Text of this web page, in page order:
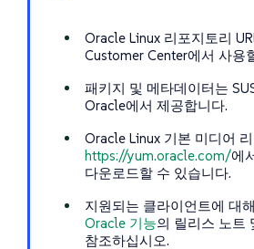
Oracle Linux 리포지토리
Customer Center에서 사용
패키지 및 메타데이터는
Oracle에서 제공합니다.
Oracle Linux 기본 미디어
https://yum.oracle.com/에
다운로드할 수 있습니다.
지원되는 클라이언트에 대
Oracle 기능의 릴리스 노트
참조하십시오.